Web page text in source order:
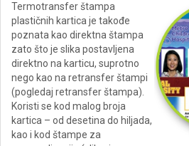
Termotransfer štampa
plastičnih kartica je takođe
poznata kao direktna štampa
zato što je slika postavljena
direktno na karticu, suprotno
nego kao na retransfer štampi
(pogledaj retransfer štampa).
Koristi se kod malog broja
kartica – od desetina do hiljada,
kao i kod štampe za